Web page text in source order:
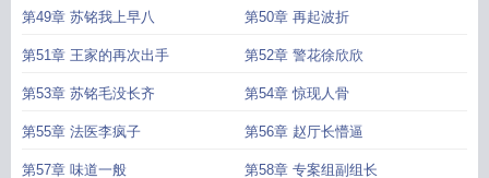
第49章 苏铭我上早八 第50章 再起波折
第51章 王家的再次出手 第52章 警花徐欣欣
第53章 苏铭毛没长齐 第54章 惊现人骨
第55章 法医李疯子 第56章 赵厅长懵逼
第57章 味道一般 第58章 专案组副组长